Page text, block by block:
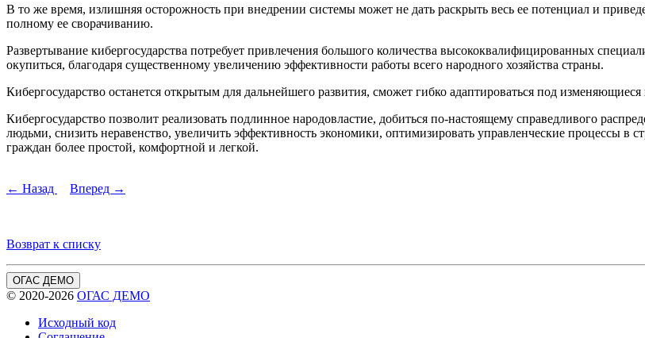
В то же время, излишняя осторожность при внедрении системы может не дать раскрыть весь ее потенциал и
полному ее сворачиванию.
Развертывание кибергосударства потребует привлечения большого количества высококвалифицированных
окупиться, благодаря существенному увеличению эффективности работы всего народного хозяйства страны.
Кибергосударство останется открытым для дальнейшего развития, сможет гибко адаптироваться под
Кибергосударство позволит реализовать подлинное народовластие, добиться по‑настоящему справедливого
людьми, снизить неравенство, увеличить эффективность экономики, оптимизировать управленческие процессы в
граждан более простой, комфортной и легкой.
← Назад Вперед →
Возврат к списку
ОГАС ДЕМО
© 2020-2026 ОГАС ДЕМО
Исходный код